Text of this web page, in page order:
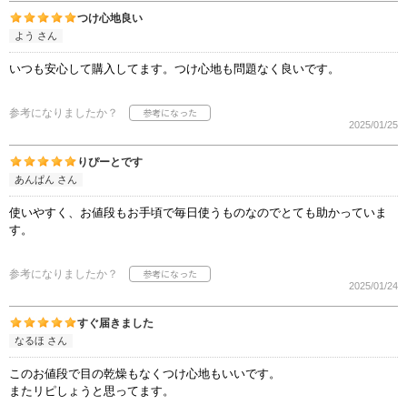
つけ心地良い
よう さん
いつも安心して購入してます。つけ心地も問題なく良いです。
参考になりましたか？
2025/01/25
りぴーとです
あんぱん さん
使いやすく、お値段もお手頃で毎日使うものなのでとても助かっていま
す。
参考になりましたか？
2025/01/24
すぐ届きました
なるほ さん
このお値段で目の乾燥もなくつけ心地もいいです。
またリピしょうと思ってます。